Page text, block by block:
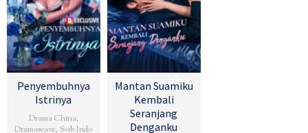
Penyembuhnya
Istrinya
Drama China,
Dramawave, Sub Indo
Mantan Suamiku
Kembali
Seranjang
Denganku